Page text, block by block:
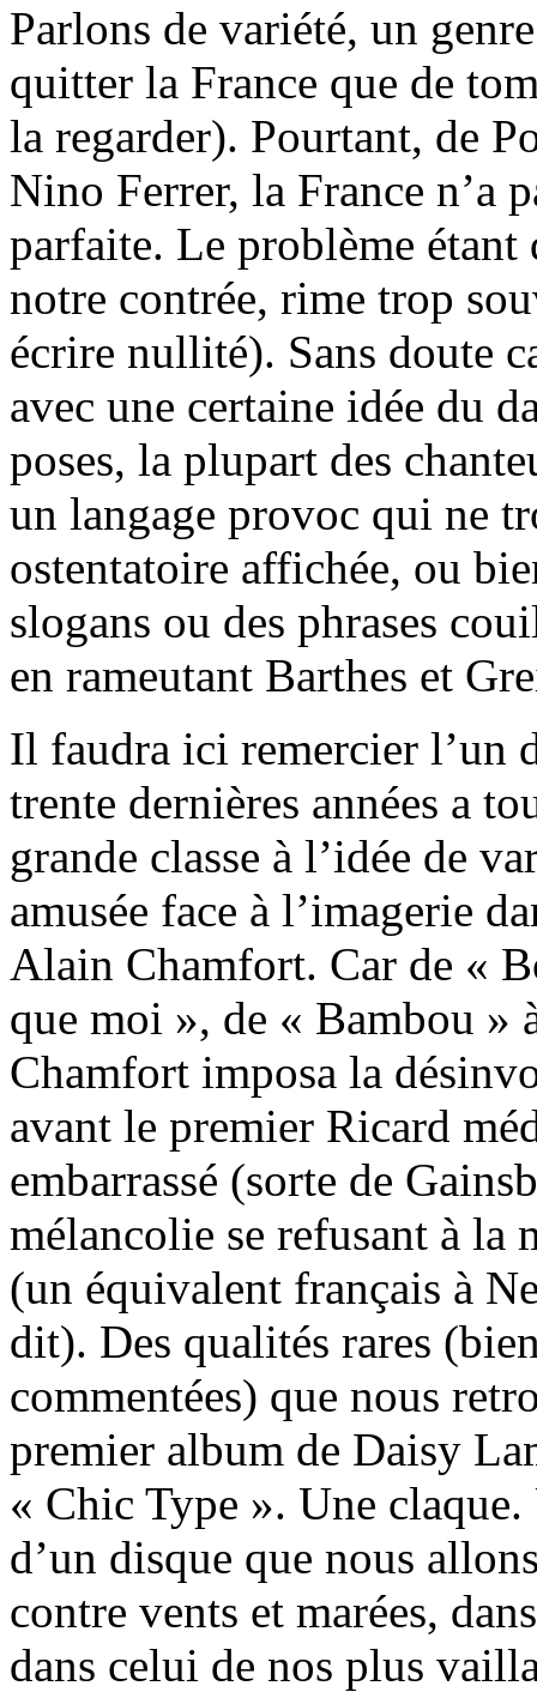
Parlons de variété, un
quitter la France que de
la regarder). Pourtant, de
Nino Ferrer, la France n’a
parfaite. Le problème étant
notre contrée, rime trop
écrire nullité). Sans doute
avec une certaine idée du
poses, la plupart des
un langage provoc qui ne
ostentatoire affichée, ou
slogans ou des phrases
en rameutant Barthes et
Il faudra ici remercier l’un
trente dernières années a
grande classe à l’idée de
amusée face à l’imagerie
Alain Chamfort. Car de «
que moi », de « Bambou »
Chamfort imposa la
avant le premier Ricard
embarrassé (sorte de
mélancolie se refusant à la
(un équivalent français à
dit). Des qualités rares
commentées) que nous
premier album de Daisy
« Chic Type ». Une
d’un disque que nous
contre vents et marées,
dans celui de nos plus